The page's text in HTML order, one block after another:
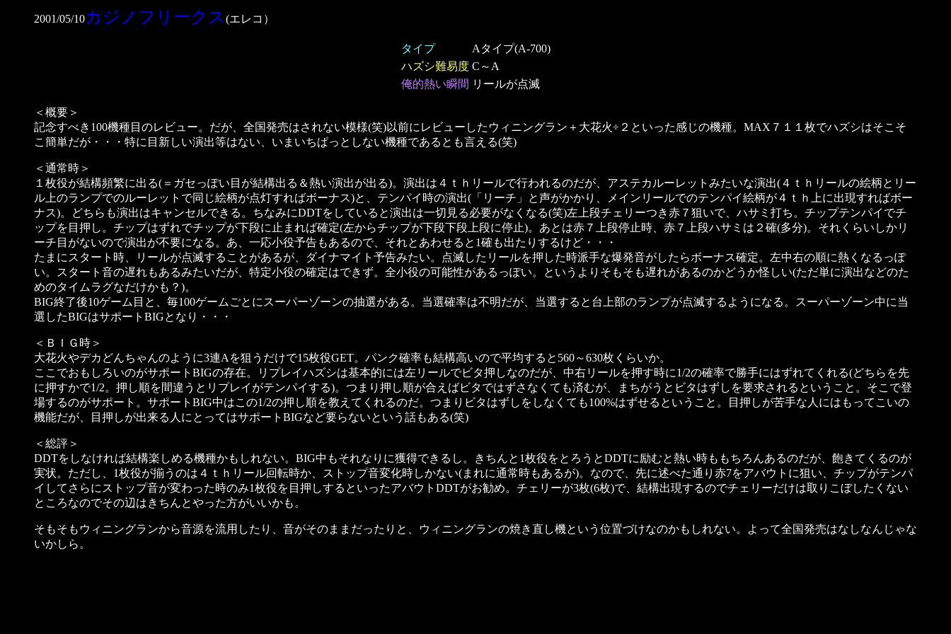
2001/05/10カジノフリークス (エレコ）
タイプ
Aタイプ(A-700)
ハズシ難易度 C～A
俺的熱い瞬間 リールが点滅
＜概要＞
記念すべき100機種目のレビュー。だが、全国発売はされない模様(笑)以前にレビューしたウィニングラン＋大花火÷２といった感じの機種。MAX７１１枚でハズシはそこそ
こ簡単だが・・・特に目新しい演出等はない、いまいちぱっとしない機種であるとも言える(笑)
＜通常時＞
１枚役が結構頻繁に出る(＝ガセっぽい目が結構出る＆熱い演出が出る)。演出は４ｔｈリールで行われるのだが、アステカルーレットみたいな演出(４ｔｈリールの絵柄とリー
ル上のランプでのルーレットで同じ絵柄が点灯すればボーナス)と、テンパイ時の演出(「リーチ」と声がかかり、メインリールでのテンパイ絵柄が４ｔｈ上に出現すればボー
ナス)。どちらも演出はキャンセルできる。ちなみにDDTをしていると演出は一切見る必要がなくなる(笑)左上段チェリーつき赤７狙いで、ハサミ打ち。チップテンパイでチ
ップを目押し。チップはずれでチップが下段に止まれば確定(左からチップが下段下段上段に停止)。あとは赤７上段停止時、赤７上段ハサミは２確(多分)。それくらいしかリ
ーチ目がないので演出が不要になる。あ、一応小役予告もあるので、それとあわせると1確も出たりするけど・・・
たまにスタート時、リールが点滅することがあるが、ダイナマイト予告みたい。点滅したリールを押した時派手な爆発音がしたらボーナス確定。左中右の順に熱くなるっぽ
い。スタート音の遅れもあるみたいだが、特定小役の確定はできず。全小役の可能性があるっぽい。というよりそもそも遅れがあるのかどうか怪しい(ただ単に演出などのた
めのタイムラグなだけかも？)。
BIG終了後10ゲーム目と、毎100ゲームごとにスーパーゾーンの抽選がある。当選確率は不明だが、当選すると台上部のランプが点滅するようになる。スーパーゾーン中に当
選したBIGはサポートBIGとなり・・・
＜ＢＩＧ時＞
大花火やデカどんちゃんのように3連Aを狙うだけで15枚役GET。パンク確率も結構高いので平均すると560～630枚くらいか。
ここでおもしろいのがサポートBIGの存在。リプレイハズシは基本的には左リールでビタ押しなのだが、中右リールを押す時に1/2の確率で勝手にはずれてくれる(どちらを先
に押すかで1/2。押し順を間違うとリプレイがテンパイする)。つまり押し順が合えばビタではずさなくても済むが、まちがうとビタはずしを要求されるということ。そこで登
場するのがサポート。サポートBIG中はこの1/2の押し順を教えてくれるのだ。つまりビタはずしをしなくても100%はずせるということ。目押しが苦手な人にはもってこいの
機能だが、目押しが出来る人にとってはサポートBIGなど要らないという話もある(笑)
＜総評＞
DDTをしなければ結構楽しめる機種かもしれない。BIG中もそれなりに獲得できるし。きちんと1枚役をとろうとDDTに励むと熱い時ももちろんあるのだが、飽きてくるのが
実状。ただし、1枚役が揃うのは４ｔｈリール回転時か、ストップ音変化時しかない(まれに通常時もあるが)。なので、先に述べた通り赤7をアバウトに狙い、チップがテンパ
イしてさらにストップ音が変わった時のみ1枚役を目押しするといったアバウトDDTがお勧め。チェリーが3枚(6枚)で、結構出現するのでチェリーだけは取りこぼしたくない
ところなのでその辺はきちんとやった方がいいかも。
そもそもウィニングランから音源を流用したり、音がそのままだったりと、ウィニングランの焼き直し機という位置づけなのかもしれない。よって全国発売はなしなんじゃな
いかしら。